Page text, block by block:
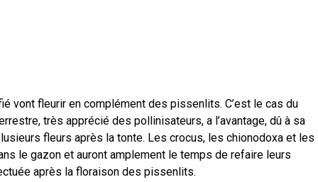
vont fleurir en complément des pissenlits. C’est le cas du
très apprécié des pollinisateurs, a l’avantage, dû à sa
fleurs après la tonte. Les crocus, les chionodoxa et les
le gazon et auront amplement le temps de refaire leurs
après la floraison des pissenlits.